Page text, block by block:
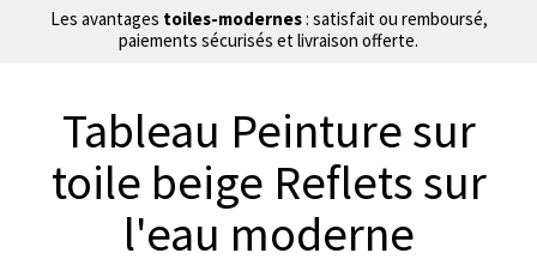
Les avantages toiles-modernes: satisfait ou remboursé,
paiements sécurisés et livraison offerte.
Tableau Peinture sur
toile beige Reflets sur
l'eau moderne